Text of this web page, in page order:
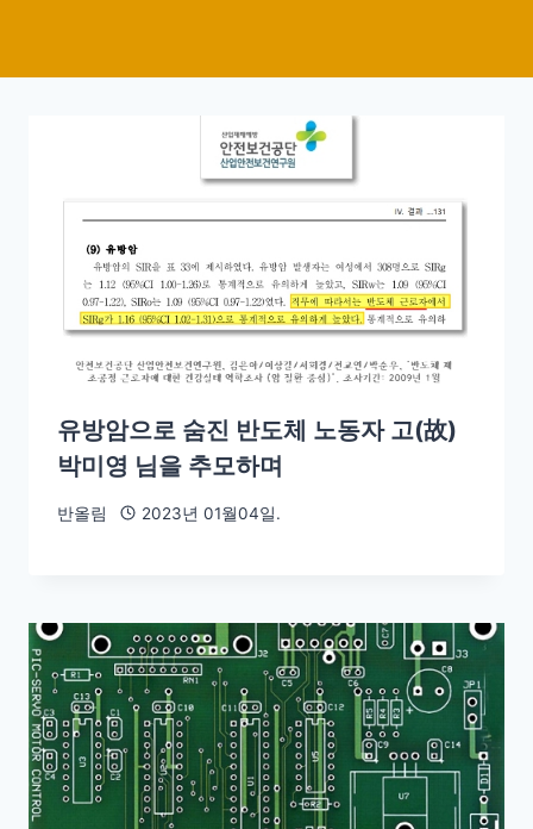
유방암으로 숨진 반도체 노동자 고(故)
박미영 님을 추모하며
반올림 2023년 01월04일.